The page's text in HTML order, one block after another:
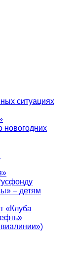
ситуациях
новогодних
– детям
«Клуба